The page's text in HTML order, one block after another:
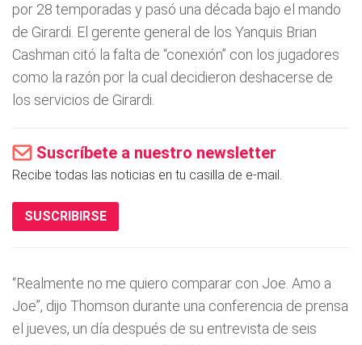
por 28 temporadas y pasó una década bajo el mando
de Girardi. El gerente general de los Yanquis Brian
Cashman citó la falta de “conexión” con los jugadores
como la razón por la cual decidieron deshacerse de
los servicios de Girardi.
Suscríbete a nuestro newsletter
Recibe todas las noticias en tu casilla de e-mail.
SUSCRIBIRSE
“Realmente no me quiero comparar con Joe. Amo a
Joe”, dijo Thomson durante una conferencia de prensa
el jueves, un día después de su entrevista de seis